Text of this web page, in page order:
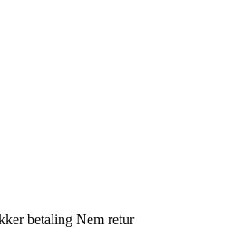
betaling Nem retur